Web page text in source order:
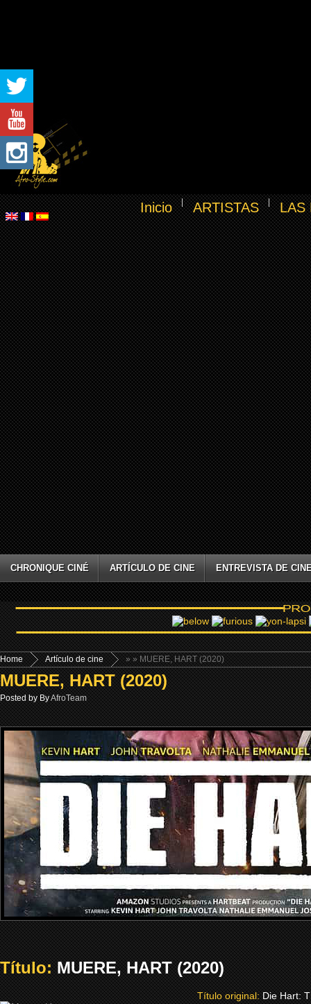
Inicio ARTISTAS LAS
CHRONIQUE CINÉ ARTÍCULO DE CINE ENTREVISTA DE
Home »
Artículo de cine » MUERE, HART (2020)
MUERE, HART (2020)
Posted by ByAfroTeam
Título:MUERE, HART (2020)
Título original:Die Hart: